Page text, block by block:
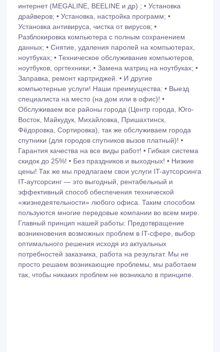
интернет (MEGALINE, BEELINE и др) ; • Установка
драйверов; • Установка, настройка программ; •
Установка антивируса, чистка от вирусов; •
Разблокировка компьютера с полным сохранением
данных; • Снятие, удаления паролей на компьютерах,
ноутбуках; • Техническое обслуживание компьютеров,
ноутбуков, оргтехники; • Замена матриц на ноутбуках; •
Заправка, ремонт картриджей. • И другие
компьютерные услуги! Наши преимущества: • Выезд
специалиста на место (на дом или в офис)! •
Обслуживаем все районы города (Центр города, Юго-
Восток, Майкудук, Михайловка, Пришахтинск,
Фёдоровка, Сортировка), так же обслуживаем города
спутники (для городов спутников вызов платный)! •
Гарантия качества на все виды работ! • Гибкая система
скидок до 25%! • Без праздников и выходных! • Низкие
цены! Так же мы предлагаем свои услуги IT-аутсорсинга
IT-аутсорсинг — это выгодный, рентабельный и
эффективный способ обеспечения технической
«жизнедеятельности» любого офиса. Таким способом
пользуются многие передовые компании во всем мире.
Главный принцип нашей работы: Предотвращение
возникновения возможных проблем в IT-сфере, выбор
оптимального решения исходя из актуальных
потребностей заказчика, работа на результат. Мы не
просто решаем возникающие проблемы, мы работаем
так, чтобы никаких проблем не возникало в принципе.